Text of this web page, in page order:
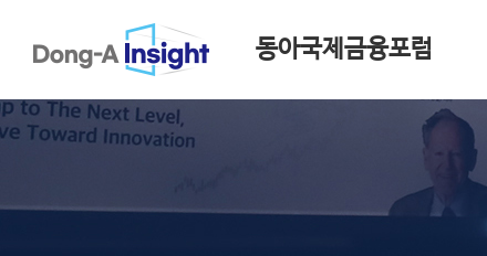
동아국제금융포럼